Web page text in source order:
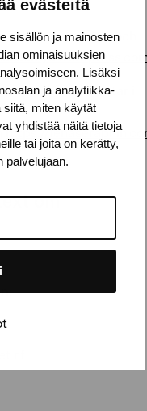
evästeitä
sisällön ja mainosten
ominaisuuksien
Lisäksi
ja analytiikka-
siitä, miten käytät
yhdistää näitä tietoja
tai joita on kerätty,
palvelujaan.
poet som bor och
bor och arbetar i
https://
om
: